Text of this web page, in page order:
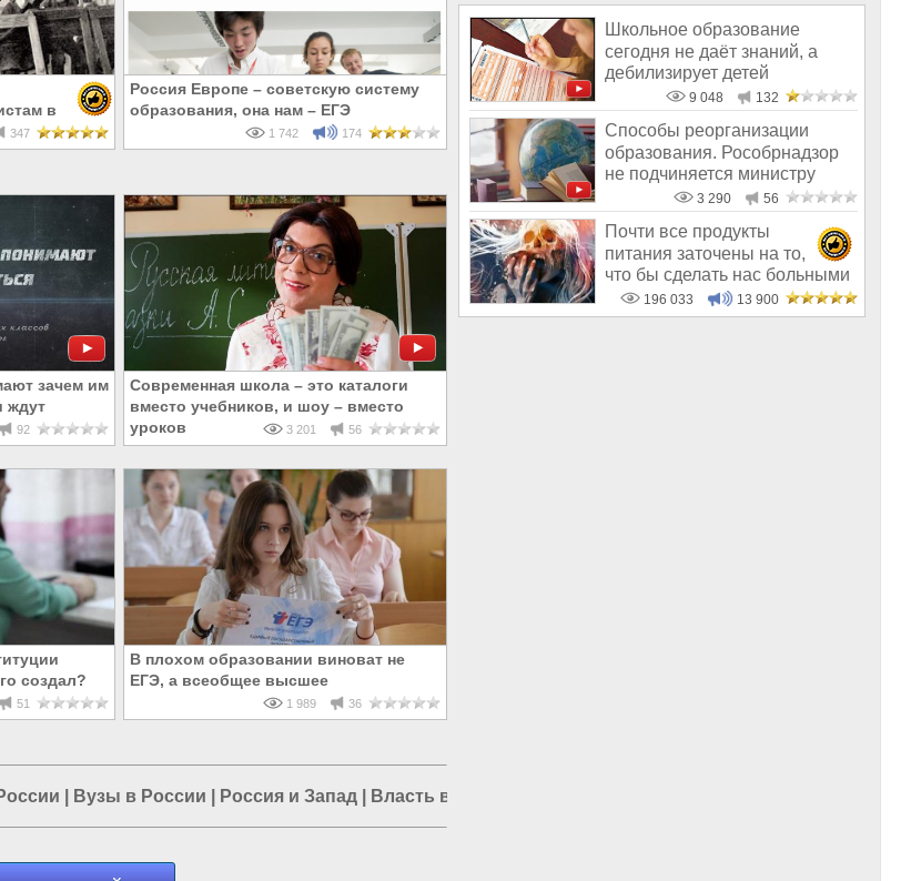
в
ЕГЭ
347
Россия Европе – советскую систему
образования, она нам – ЕГЭ
1 742 174
зачем им
ждут
92
Современная школа – это каталоги
вместо учебников, и шоу – вместо
уроков
3 201 56
создал?
51
В плохом образовании виноват не
ЕГЭ, а всеобщее высшее
1 989 36
Вузы в России Россия и Запад Власть в РФ
Школьное образование
сегодня не даёт знаний, а
дебилизирует детей
9 048 132
Способы реорганизации
образования. Рособрнадзор
не подчиняется министру
3 290 56
Почти все продукты
питания заточены на то,
что бы сделать нас больными
и бесплодным
196 033 13 900